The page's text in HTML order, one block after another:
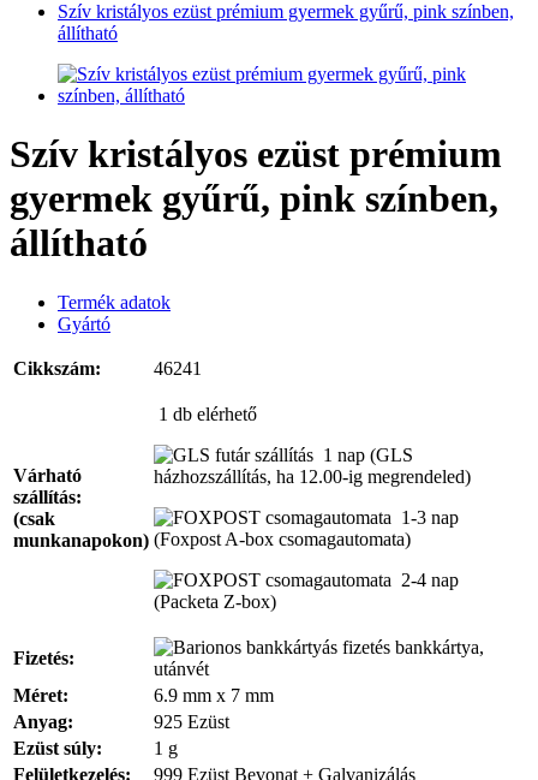
Szív kristályos ezüst prémium gyermek gyűrű, pink színben,
állítható
Szív kristályos ezüst prémium
gyermek gyűrű, pink színben,
állítható
Termék adatok
Gyártó
Cikkszám: 46241
Várható
szállítás:
(csak
munkanapokon)
1 db elérhető
1 nap (GLS
házhozszállítás, ha 12.00-ig megrendeled)
1-3 nap
(Foxpost A-box csomagautomata)
2-4 nap
(Packeta Z-box)
Fizetés:
bankkártya,
utánvét
Méret:
6.9 mm x 7 mm
Anyag:
925 Ezüst
Ezüst súly:
1 g
Felületkezelés:
999 Ezüst Bevonat + Galvanizálás